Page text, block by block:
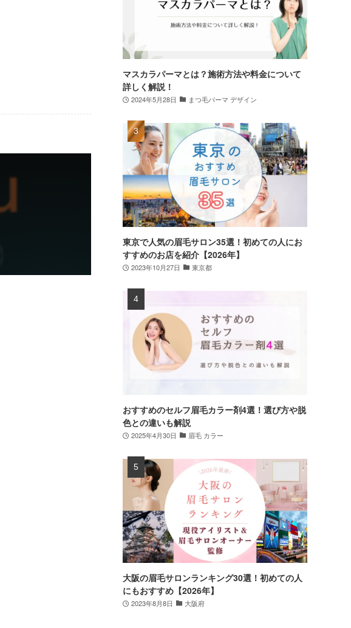
マスカラパーマとは？施術方法や料金について
詳しく解説！
2024年5月28日 まつ毛パーマ デザイン
東京で人気の眉毛サロン35選！初めての人にお
すすめのお店を紹介【2026年】
2023年10月27日 東京都
おすすめのセルフ眉毛カラー剤4選！選び方や脱
色との違いも解説
2025年4月30日 眉毛 カラー
大阪の眉毛サロンランキング30選！初めての人
にもおすすめ【2026年】
2023年8月8日 大阪府